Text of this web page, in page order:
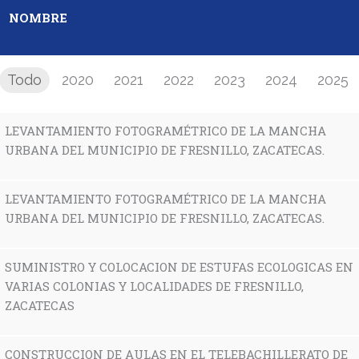
NOMBRE
Todo 2020 2021 2022 2023 2024 2025
LEVANTAMIENTO FOTOGRAMÉTRICO DE LA MANCHA
URBANA DEL MUNICIPIO DE FRESNILLO, ZACATECAS.
LEVANTAMIENTO FOTOGRAMÉTRICO DE LA MANCHA
URBANA DEL MUNICIPIO DE FRESNILLO, ZACATECAS.
SUMINISTRO Y COLOCACION DE ESTUFAS ECOLOGICAS EN
VARIAS COLONIAS Y LOCALIDADES DE FRESNILLO,
ZACATECAS
CONSTRUCCION DE AULAS EN EL TELEBACHILLERATO DE